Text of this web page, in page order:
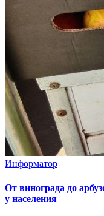
Информатор
От винограда до
у населения